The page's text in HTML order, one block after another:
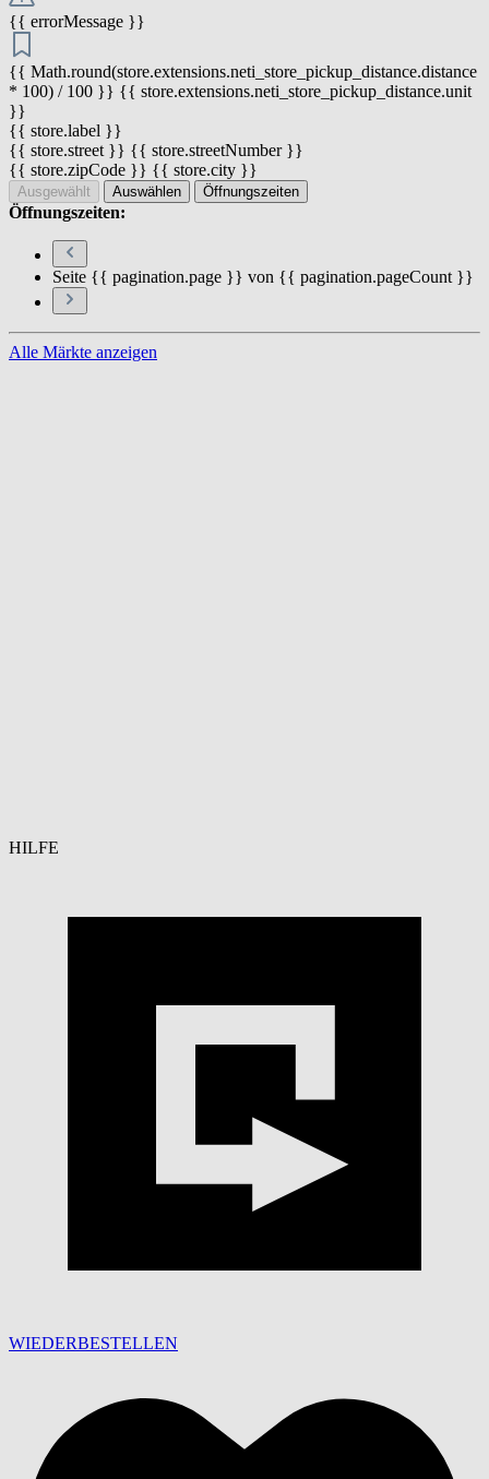
{{ errorMessage }}
{{ Math.round(store.extensions.neti_store_pickup_distance.distance
* 100) / 100 }} {{ store.extensions.neti_store_pickup_distance.unit
}}
{{ store.label }}
{{ store.street }} {{ store.streetNumber }}
{{ store.zipCode }} {{ store.city }}
Ausgewählt Auswählen Öffnungszeiten
Öffnungszeiten:
Seite {{ pagination.page }} von {{ pagination.pageCount }}
Alle Märkte anzeigen
HILFE
WIEDERBESTELLEN